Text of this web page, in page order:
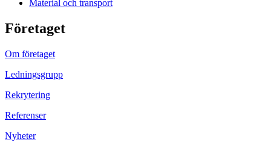
Material och transport
Företaget
Om företaget
Ledningsgrupp
Rekrytering
Referenser
Nyheter